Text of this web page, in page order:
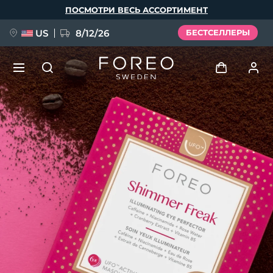
ПОСМОТРИ ВЕСЬ АССОРТИМЕНТ
US 8/12/26 БЕСТСЕЛЛЕРЫ
Войти
Профиль пользователя
Мои приборы
Мои заказы
Мои адреса
Мои подписки
НОВИНКА
FAQ™ Pure Beauty-Tech Elixir
BREAKING NEWS
issa™ Teeth Whitening Set
Язык
English Deutsch
Español
Français
Italiano
Português
Polski
Svenska
Русский
简体中文 繁體中文